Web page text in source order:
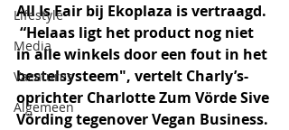
Lifestyle
Media
Vacatures
Algemeen
All Is Fair bij Ekoplaza is vertraagd.
“Helaas ligt het product nog niet
in alle winkels door een fout in het
bestelsysteem", vertelt Charly’s-
oprichter Charlotte Zum Vörde Sive
Vörding tegenover Vegan Business.